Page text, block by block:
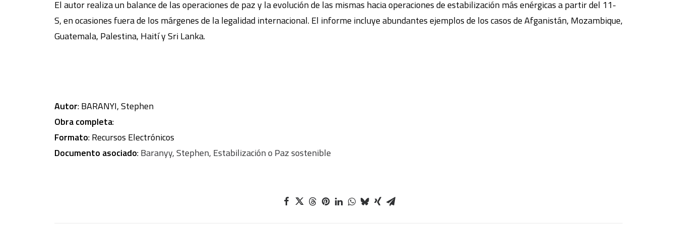
El autor realiza un balance de las operaciones de paz y la evolución de las mismas hacia operaciones de estabilización más enérgicas a partir del 11-
S, en ocasiones fuera de los márgenes de la legalidad internacional. El informe incluye abundantes ejemplos de los casos de Afganistán, Mozambique,
Guatemala, Palestina, Haití y Sri Lanka.
Autor: BARANYI, Stephen
Obra completa:
Formato: Recursos Electrónicos
Documento asociado:Baranyy, Stephen, Estabilización o Paz sostenible